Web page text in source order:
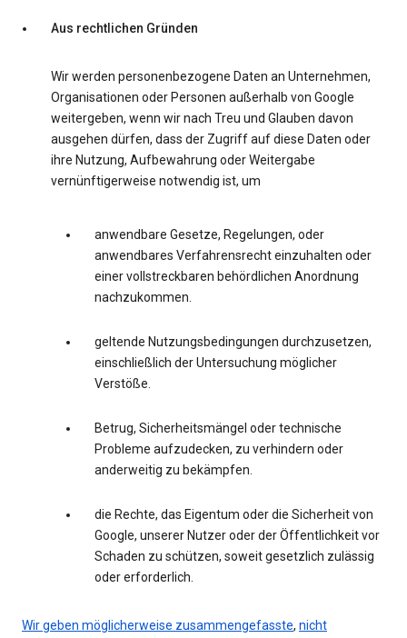
Aus rechtlichen Gründen
Wir werden personenbezogene Daten an Unternehmen,
Organisationen oder Personen außerhalb von Google
weitergeben, wenn wir nach Treu und Glauben davon
ausgehen dürfen, dass der Zugriff auf diese Daten oder
ihre Nutzung, Aufbewahrung oder Weitergabe
vernünftigerweise notwendig ist, um
anwendbare Gesetze, Regelungen, oder
anwendbares Verfahrensrecht einzuhalten oder
einer vollstreckbaren behördlichen Anordnung
nachzukommen.
geltende Nutzungsbedingungen durchzusetzen,
einschließlich der Untersuchung möglicher
Verstöße.
Betrug, Sicherheitsmängel oder technische
Probleme aufzudecken, zu verhindern oder
anderweitig zu bekämpfen.
die Rechte, das Eigentum oder die Sicherheit von
Google, unserer Nutzer oder der Öffentlichkeit vor
Schaden zu schützen, soweit gesetzlich zulässig
oder erforderlich.
Wir geben möglicherweise zusammengefasste, nicht